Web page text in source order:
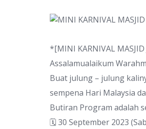
*[MINI KARNIVAL
Assalamualaikum
Buat julung – julung
sempena Hari Malaysia
Butiran Program adalah
🗓️ 30 September 2023